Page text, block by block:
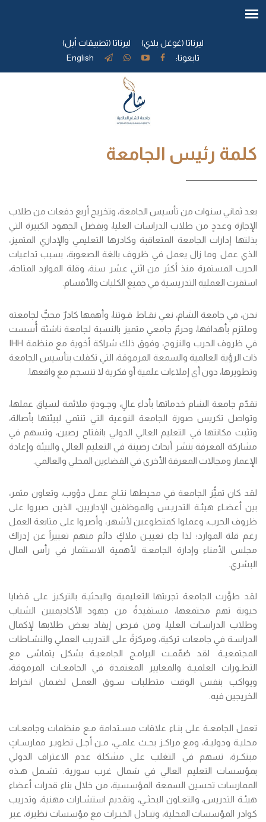
ليرناتا (غوغل بلاي)
ليرناتا (تطبيقات أبل)
تابعونا:
English
كلمة رئيس الجامعة
بعد ثماني سنوات من تأسيس الجامعة، وتخريج أربع دفعات من طلاب
الإجازة وعددٍ من طلاب الدراسات العليا، وبفضل الجهود الكبيرة التي
بذلتها إدارات الجامعة المتعاقبة وكادرها التعليمي والإداري المتميز،
الذي عمل وما زال يعمل في ظروف بالغة الصعوبة، بسبب تداعيات
الحرب المستمرة منذ أكثر من اثني عشر سنة، وقلة الموارد المتاحة،
استقرت العملية التدريسية في جميع الكليات والأقسام.
نحن، في جامعة الشام، نعي نقـاط قـوتنا، وأهمها كادرٌ محبٌّ لجامعته
وملتزم بأهدافها، وحرمٌ جامعي متميز بالنسبة لجامعة ناشئة أُسست
في ظروف الحرب والنزوح، وفوق ذلك شراكة أخوية مع منظمة IHH
ذات الرؤية العالمية والسمعة المرموقة، التي تكفلت بتأسيس الجامعة
وتطويرها، دون أي إملاءات علمية أو فكرية لا تنسجم مع واقعها.
تقدّم جامعة الشام خدماتها بأداء عالٍ، وجـودةٍ ملائمة لسياق عملها،
وتواصل تكريس صورة الجامعة النوعية التي تنتمي لبيئتها بأصالة،
وتثبت مكانتها في التعليم العالي الدولي بانفتاح رصين، وتسهم في
مشاركة المعرفة بنشر أبحاث رصينة في التعليم العالي والبيئة وإعادة
الإعمار ومجالات المعرفة الأخرى في الفضاءين المحلي والعالمي.
لقد كان تميُّز الجامعة في محيطها نتـاج عمـل دؤوب، وتعاون مثمر،
بين أعضـاء هيئـة التدريـس والموظفين الإداريين، الذين صبروا على
ظروف الحرب، وعملوا كمتطوعين لأشهر، وأصروا على متابعة العمل
رغم قلة الموارد؛ لذا جاء تعييـن ملاكٍ دائم منهم تعبيراً عن إدراك
مجلس الأمناء وإدارة الجامعـة لأهمية الاستثمار في رأس المال
البشري.
لقد طوَّرت الجامعة تجربتها التعليمية والبحثيـة بالتركيز على قضايا
حيوية تهم مجتمعها، مستفيدةً من جهود الأكاديميين الشباب
وطلاب الدراسـات العليا، ومن فـرص إيفاد بعض طلابها لإكمال
الدراسـة في جامعات تركية، ومركزةً على التدريب العملي والنشـاطات
المجتمعيـة. لقد صُمّمـت البرامـج الجامعيـة بشكل يتماشى مع
التطـورات العلميـة والمعايير المعتمدة في الجامعـات المرموقة،
ويواكب بنفس الوقت متطلبات سـوق العمـل لضـمان انخراط
الخريجين فيه.
تعمل الجامعـة على بنـاء علاقات مسـتدامة مـع منظمات وجامعـات
محليـة ودوليـة، ومع مراكـز بحـث علمـي، مـن أجـل تطويـر ممارسـاتٍ
مبتكـرة، تسهم في التغلب على مشكلة عدم الاعتراف الدولي
بمؤسسات التعليم العالي في شمال غرب سورية. تشـمل هـذه
الممارسات تحسين السمعة المؤسسية، من خلال بناء قدرات أعضاء
هيئـة التدريس، والتعـاون البحثـي، وتقديم استشـارات مهنية، وتدريب
كوادر المؤسسات المحلية، وتبـادل الخبـرات مع مؤسسات نظيرة، عبر